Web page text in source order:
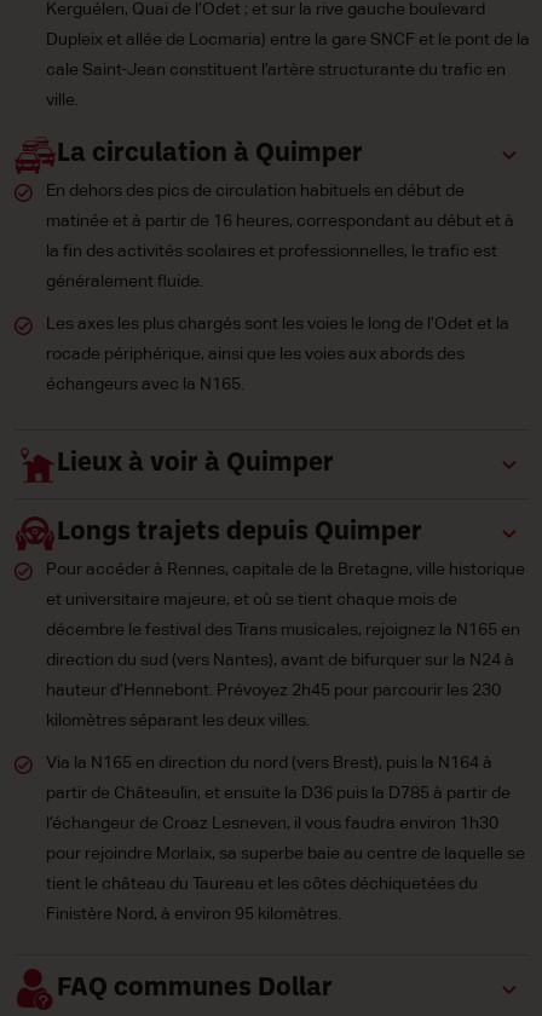
Kerguélen, Quai de l’Odet ; et sur la rive gauche boulevard
Dupleix et allée de Locmaria) entre la gare SNCF et le pont de la
cale Saint-Jean constituent l’artère structurante du trafic en
ville.
La circulation à Quimper
En dehors des pics de circulation habituels en début de
matinée et à partir de 16 heures, correspondant au début et à
la fin des activités scolaires et professionnelles, le trafic est
généralement fluide.
Les axes les plus chargés sont les voies le long de l’Odet et la
rocade périphérique, ainsi que les voies aux abords des
échangeurs avec la N165.
Lieux à voir à Quimper
Longs trajets depuis Quimper
Pour accéder à Rennes, capitale de la Bretagne, ville historique
et universitaire majeure, et où se tient chaque mois de
décembre le festival des Trans musicales, rejoignez la N165 en
direction du sud (vers Nantes), avant de bifurquer sur la N24 à
hauteur d’Hennebont. Prévoyez 2h45 pour parcourir les 230
kilomètres séparant les deux villes.
Via la N165 en direction du nord (vers Brest), puis la N164 à
partir de Châteaulin, et ensuite la D36 puis la D785 à partir de
l’échangeur de Croaz Lesneven, il vous faudra environ 1h30
pour rejoindre Morlaix, sa superbe baie au centre de laquelle se
tient le château du Taureau et les côtes déchiquetées du
Finistère Nord, à environ 95 kilomètres.
FAQ communes Dollar